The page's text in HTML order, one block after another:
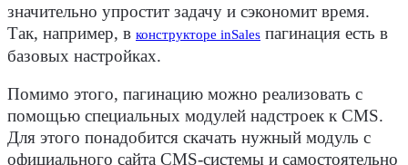
значительно упростит задачу и сэкономит время.
Так, например, в конструкторе inSales пагинация есть в
базовых настройках.
Помимо этого, пагинацию можно реализовать с
помощью специальных модулей надстроек к CMS.
Для этого понадобится скачать нужный модуль с
официального сайта CMS-системы и самостоятельно